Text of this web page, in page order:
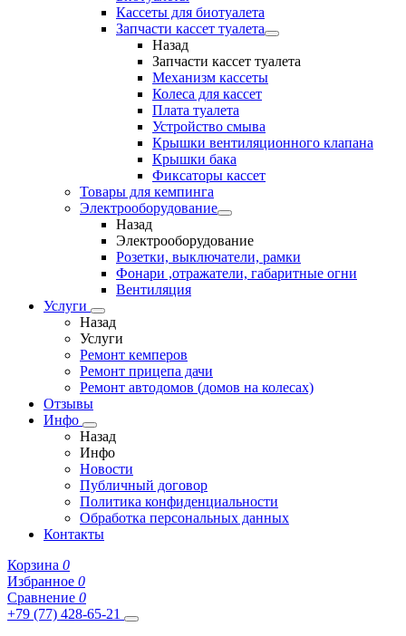
Кассеты для биотуалета
Запчасти кассет туалета
Назад
Запчасти кассет туалета
Механизм кассеты
Колеса для кассет
Плата туалета
Устройство смыва
Крышки вентиляционного клапана
Крышки бака
Фиксаторы кассет
Товары для кемпинга
Электрооборудование
Назад
Электрооборудование
Розетки, выключатели, рамки
Фонари ,отражатели, габаритные огни
Вентиляция
Услуги
Назад
Услуги
Ремонт кемперов
Ремонт прицепа дачи
Ремонт автодомов (домов на колесах)
Отзывы
Инфо
Назад
Инфо
Новости
Публичный договор
Политика конфиденциальности
Обработка персональных данных
Контакты
Корзина 0
Избранное 0
Сравнение 0
+79 (77) 428-65-21